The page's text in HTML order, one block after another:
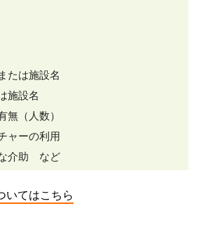
たは施設名
施設名
無（人数）
ャーの利用
介助 など
いてはこちら